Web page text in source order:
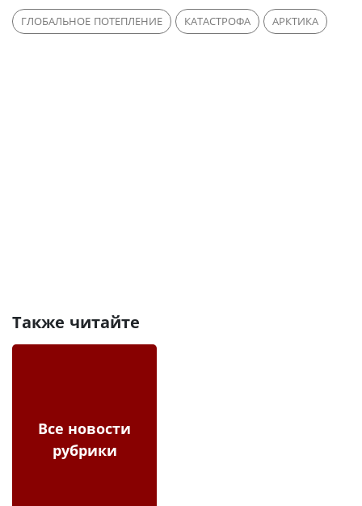
ГЛОБАЛЬНОЕ ПОТЕПЛЕНИЕ КАТАСТРОФА АРКТИКА
Также читайте
Все новости
рубрики